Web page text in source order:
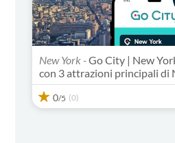
New York -Go City | New
con 3 attrazioni principali di
0/5 (0)